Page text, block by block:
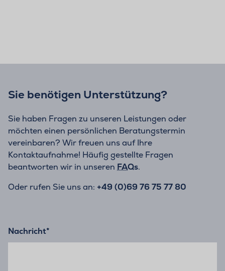
Sie benötigen Unterstützung?
Sie haben Fragen zu unseren Leistungen oder
möchten einen persönlichen Beratungstermin
vereinbaren? Wir freuen uns auf Ihre
Kontaktaufnahme! Häufig gestellte Fragen
beantworten wir in unseren FAQs.
Oder rufen Sie uns an: +49 (0)69 76 75 77 80
Nachricht*